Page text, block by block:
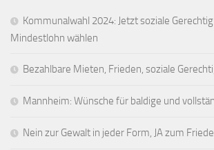
Kommunalwahl 2024: Jetzt soziale
Mindestlohn wählen
Bezahlbare Mieten, Frieden, soziale
Mannheim: Wünsche für baldige und
Nein zur Gewalt in jeder Form, JA zum